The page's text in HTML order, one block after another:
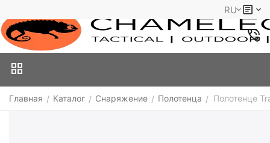
RU
Главная / Каталог / Снаряжение / Полотенца / Полотенце